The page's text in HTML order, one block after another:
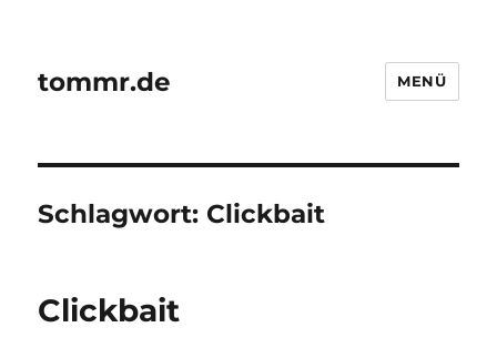
tommr.de MENÜ
Schlagwort: Clickbait
Clickbait